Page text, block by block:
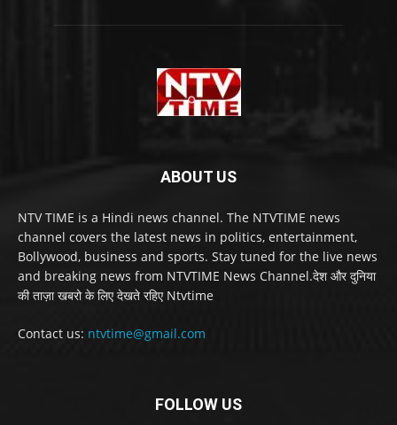
ABOUT US
NTV TIME is a Hindi news channel. The NTVTIME news
channel covers the latest news in politics, entertainment,
Bollywood, business and sports. Stay tuned for the live news
and breaking news from NTVTIME News Channel.देश और दुनिया
की ताज़ा खबरो के लिए देखते रहिए Ntvtime
Contact us: ntvtime@gmail.com
FOLLOW US